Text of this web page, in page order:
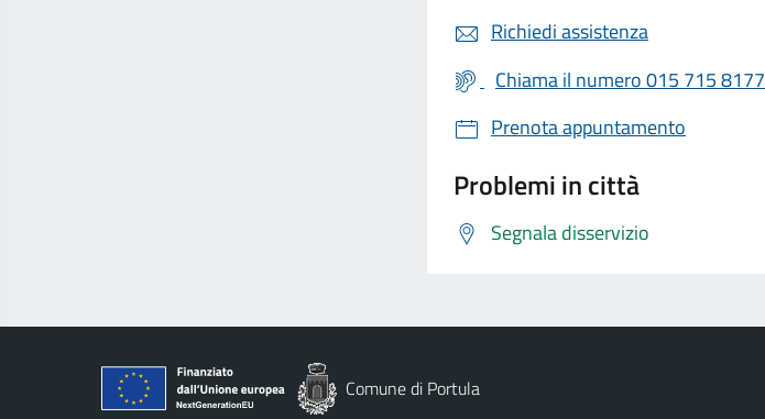
Richiedi assistenza
Chiama il numero 015 715 8177
Prenota appuntamento
Problemi in città
Segnala disservizio
Comune di Portula